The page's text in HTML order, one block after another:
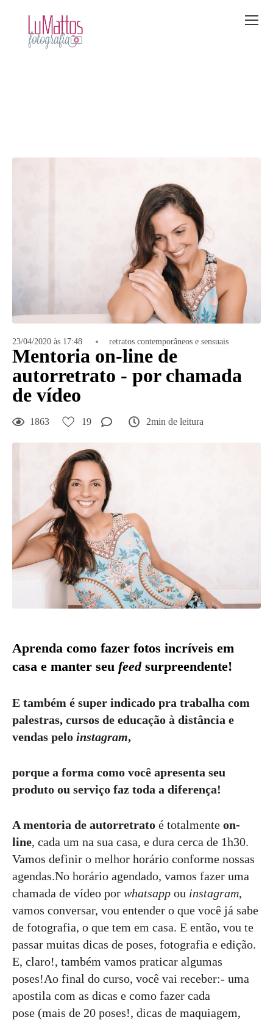
23/04/2020 às 17:48 retratos contemporâneos e sensuais
Mentoria on-line de
autorretrato - por chamada
de vídeo
1863 19 2min de leitura
Aprenda como fazer fotos incríveis em
casa e manter seu feed surpreendente!
E também é super indicado pra trabalha com
palestras, cursos de educação à distância e
vendas pelo instagram,
porque a forma como você apresenta seu
produto ou serviço faz toda a diferença!
A mentoria de autorretrato é totalmente on-
line, cada um na sua casa, e dura cerca de 1h30.
Vamos definir o melhor horário conforme nossas
agendas.No horário agendado, vamos fazer uma
chamada de vídeo por whatsapp ou instagram,
vamos conversar, vou entender o que você já sabe
de fotografia, o que tem em casa. E então, vou te
passar muitas dicas de poses, fotografia e edição.
E, claro!, também vamos praticar algumas
poses!Ao final do curso, você vai receber:- uma
apostila com as dicas e como fazer cada
pose (mais de 20 poses!, dicas de maquiagem,